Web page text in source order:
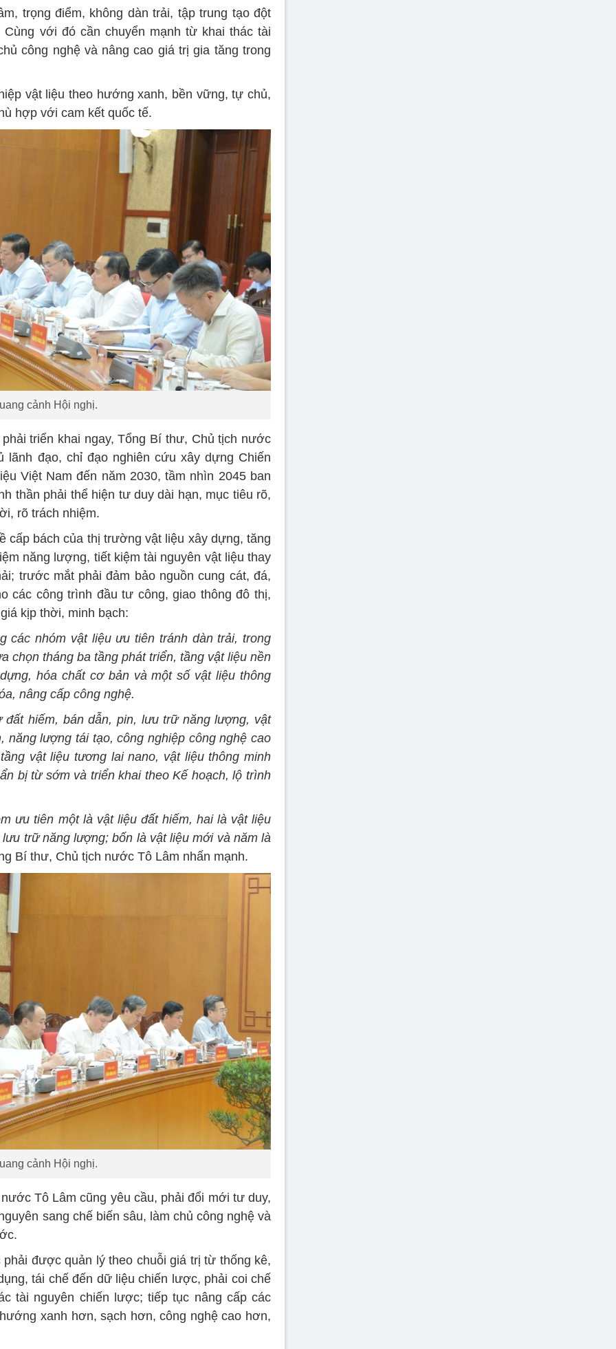
trọng điểm, không dàn trải, tập trung tạo đột
với đó cần chuyển mạnh từ khai thác tài
công nghệ và nâng cao giá trị gia tăng trong
vật liệu theo hướng xanh, bền vững, tự chủ,
hợp với cam kết quốc tế.
cảnh Hội nghị.
triển khai ngay, Tổng Bí thư, Chủ tịch nước
lãnh đạo, chỉ đạo nghiên cứu xây dựng Chiến
Việt Nam đến năm 2030, tầm nhìn 2045 ban
thần phải thể hiện tư duy dài hạn, mục tiêu rõ,
rõ trách nhiệm.
cấp bách của thị trường vật liệu xây dựng, tăng
năng lượng, tiết kiệm tài nguyên vật liệu thay
trước mắt phải đảm bảo nguồn cung cát, đá,
các công trình đầu tư công, giao thông đô thị,
kịp thời, minh bạch:
các nhóm vật liệu ưu tiên tránh dàn trải, trong
chọn tháng ba tầng phát triển, tầng vật liệu nền
hóa chất cơ bản và một số vật liệu thông
nâng cấp công nghệ.
hiếm, bán dẫn, pin, lưu trữ năng lượng, vật
năng lượng tái tạo, công nghiệp công nghệ cao
vật liệu tương lai nano, vật liệu thông minh
bị từ sớm và triển khai theo Kế hoạch, lộ trình
ưu tiên một là vật liệu đất hiếm, hai là vật liệu
trữ năng lượng; bốn là vật liệu mới và năm là
Bí thư, Chủ tịch nước Tô Lâm nhấn mạnh.
cảnh Hội nghị.
Tô Lâm cũng yêu cầu, phải đổi mới tư duy,
sang chế biến sâu, làm chủ công nghệ và
được quản lý theo chuỗi giá trị từ thống kê,
tái chế đến dữ liệu chiến lược, phải coi chế
tài nguyên chiến lược; tiếp tục nâng cấp các
xanh hơn, sạch hơn, công nghệ cao hơn,